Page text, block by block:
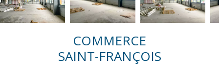
COMMERCE
SAINT-FRANÇOIS